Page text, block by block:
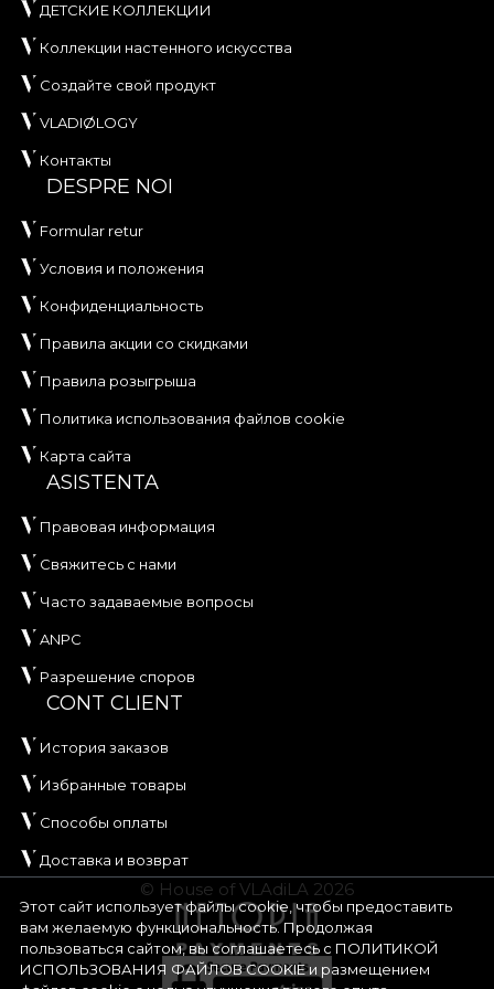
Этот сайт использует файлы cookie, чтобы предоставить
вам желаемую функциональность. Продолжая
пользоваться сайтом, вы соглашаетесь с ПОЛИТИКОЙ
ИСПОЛЬЗОВАНИЯ ФАЙЛОВ COOKIEи размещением
ДЕТСКИЕ КОЛЛЕКЦИИ
Коллекции настенного искусства
Создайте свой продукт
VLADIØLOGY
Контакты
DESPRE NOI
Formular retur
Условия и положения
Конфиденциальность
Правила акции со скидками
Правила розыгрыша
Политика использования файлов cookie
Карта сайта
ASISTENTA
Правовая информация
Свяжитесь с нами
Часто задаваемые вопросы
ANPC
Разрешение споров
CONT CLIENT
История заказов
Избранные товары
Способы оплаты
Доставка и возврат
© House of VLAdiLA 2026